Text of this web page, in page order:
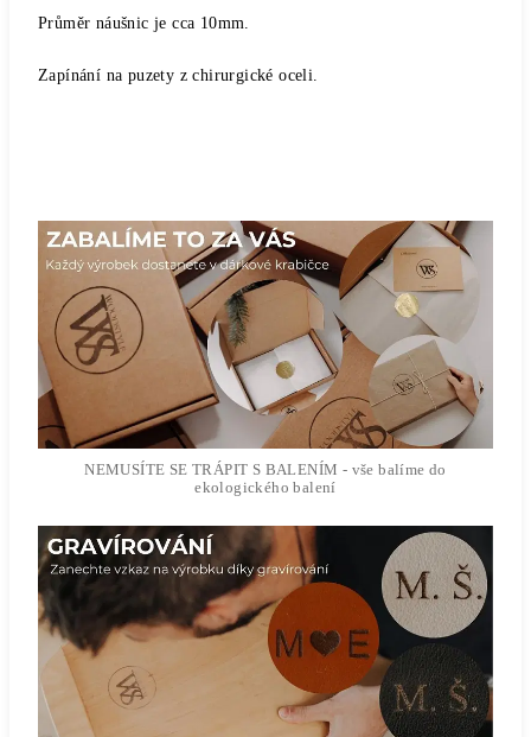
Průměr náušnic je cca 10mm.
Zapínání na puzety z chirurgické oceli.
NEMUSÍTE SE TRÁPIT S BALENÍM - vše balíme do
ekologického balení